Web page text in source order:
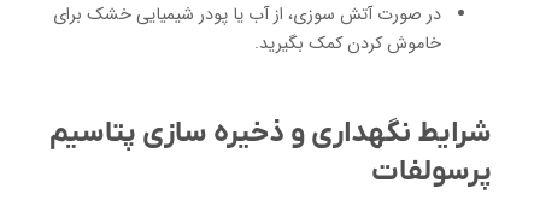
در صورت آتش سوزی، از آب یا پودر شیمیایی خشک برای
خاموش کردن کمک بگیرید.
شرایط نگهداری و ذخیره سازی پتاسیم
پرسولفات